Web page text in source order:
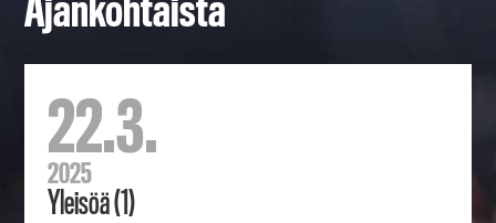
Ajankohtaista
22.3.
2025
Yleisöä (1)